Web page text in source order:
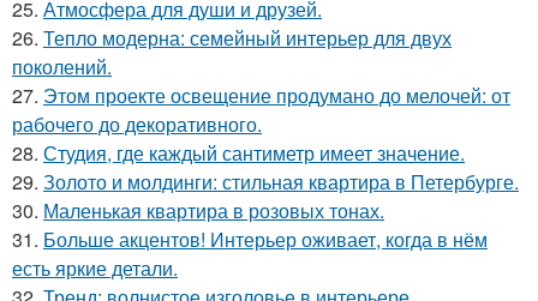
25. Атмосфера для души и друзей.
26. Тепло модерна: семейный интерьер для двух
поколений.
27. Этом проекте освещение продумано до мелочей: от
рабочего до декоративного.
28. Студия, где каждый сантиметр имеет значение.
29. Золото и молдинги: стильная квартира в Петербурге.
30. Маленькая квартира в розовых тонах.
31. Больше акцентов! Интерьер оживает, когда в нём
есть яркие детали.